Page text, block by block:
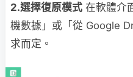
2.選擇復原模式 在軟體介
機數據」或「從 Google
求而定。